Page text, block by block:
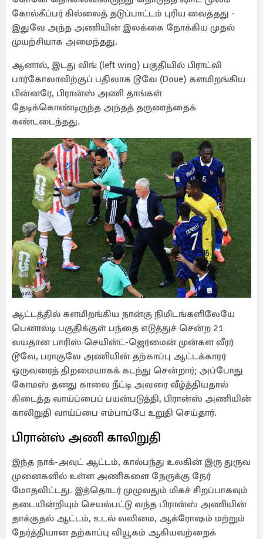
கோல்கீப்பர் கில்லைத் தடுப்பாட்டம் புரிய வைத்தது -
இதுவே அந்த அணியின் இலக்கை நோக்கிய முதல்
முயற்சியாக அமைந்தது.
ஆனால், இடது விங் (left wing) பகுதியில் பிராட்லி
பார்கோலாவிற்குப் பதிலாக டூவே (Doue) களமிறங்கிய
பின்னரே, பிரான்ஸ் அணி தாங்கள்
தேடிக்கொண்டிருந்த அந்தத் தருணத்தைக்
கண்டடைந்தது.
ஆட்டத்தில் களமிறங்கிய நான்கு நிமிடங்களிலேயே
பெனால்டி பகுதிக்குள் பந்தை எடுத்துச் சென்ற 21
வயதான பாரிஸ் செயின்ட்-ஜெர்மைன் முன்கள வீரர்
டூவே, பராகுவே அணியின் தற்காப்பு ஆட்டக்காரர்
ஒருவரைத் திறமையாகக் கடந்து சென்றார்; அப்போது
கோமஸ் தனது காலை நீட்டி அவரை வீழ்த்தியதால்
கிடைத்த வாய்ப்பைப் பயன்படுத்தி, பிரான்ஸ் அணியின்
காலிறுதி வாய்ப்பை எம்பாப்பே உறுதி செய்தார்.
பிரான்ஸ் அணி காலிறுதி
இந்த நாக்-அவுட் ஆட்டம், கால்பந்து உலகின் இரு துருவ
முனைகளில் உள்ள அணிகளை நேருக்கு நேர்
மோதவிட்டது. இத்தொடர் முழுவதும் மிகச் சிறப்பாகவும்
தடையின்றியும் செயல்பட்டு வந்த பிரான்ஸ் அணியின்
தாக்குதல் ஆட்டம், உடல் வலிமை, ஆக்ரோஷம் மற்றும்
நேர்த்தியான தற்காப்பு வியூகம் ஆகியவற்றைக்